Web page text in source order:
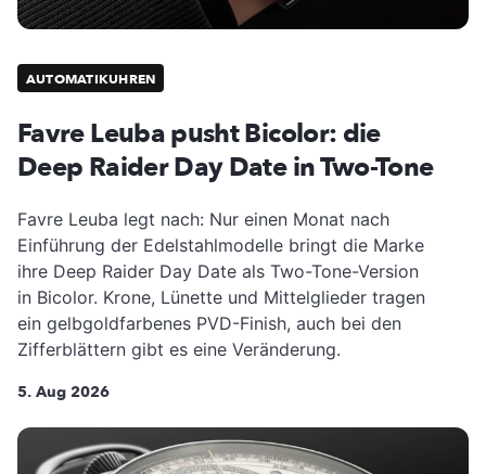
AUTOMATIKUHREN
Favre Leuba pusht Bicolor: die
Deep Raider Day Date in Two-Tone
Favre Leuba legt nach: Nur einen Monat nach
Einführung der Edelstahlmodelle bringt die Marke
ihre Deep Raider Day Date als Two-Tone-Version
in Bicolor. Krone, Lünette und Mittelglieder tragen
ein gelbgoldfarbenes PVD-Finish, auch bei den
Zifferblättern gibt es eine Veränderung.
5. Aug 2026